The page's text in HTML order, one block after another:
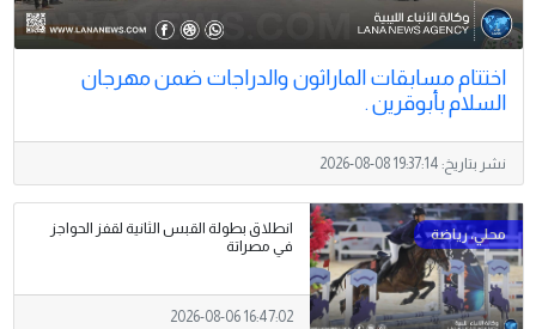
اختتام مسابقات الماراثون والدراجات ضمن مهرجان
السلام بأبوقرين .
نشر بتاريخ: 2026-08-08 19:37:14
انطلاق بطولة القبس الثانية لقفز الحواجز
في مصراتة
2026-08-06 16:47:02